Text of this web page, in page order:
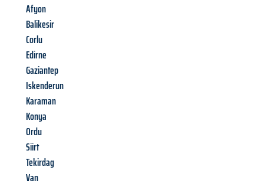
Afyon
Balikesir
Corlu
Edirne
Gaziantep
Iskenderun
Karaman
Konya
Ordu
Siirt
Tekirdag
Van